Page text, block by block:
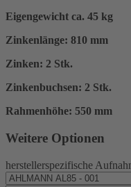
Eigengewicht ca. 45 kg
Zinkenlänge: 810 mm
Zinken: 2 Stk.
Zinkenbuchsen: 2 Stk.
Rahmenhöhe: 550 mm
Weitere Optionen
herstellerspezifische